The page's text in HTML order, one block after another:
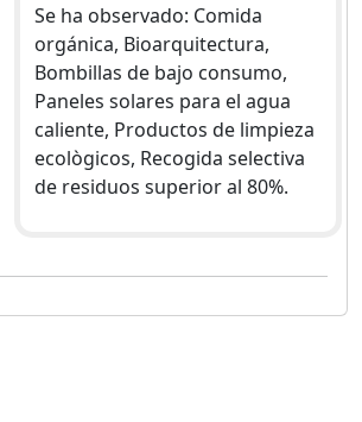
Se ha observado: Comida
orgánica, Bioarquitectura,
Bombillas de bajo consumo,
Paneles solares para el agua
caliente, Productos de limpieza
ecològicos, Recogida selectiva
de residuos superior al 80%.